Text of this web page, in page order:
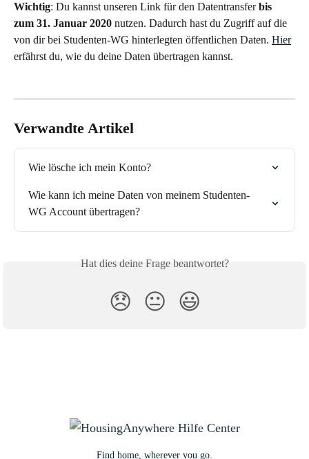
Wichtig: Du kannst unseren Link für den Datentransfer bis
zum 31. Januar 2020 nutzen. Dadurch hast du Zugriff auf die
von dir bei Studenten-WG hinterlegten öffentlichen Daten. Hier
erfährst du, wie du deine Daten übertragen kannst.
Verwandte Artikel
Wie lösche ich mein Konto?
Wie kann ich meine Daten von meinem Studenten-
WG Account übertragen?
Hat dies deine Frage beantwortet?
😞 😐 😃
Find home, wherever you go.